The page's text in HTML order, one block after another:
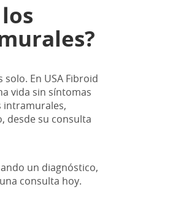
En USA Fibroid
vida sin síntomas
intramurales,
desde su consulta
un diagnóstico,
consulta hoy.